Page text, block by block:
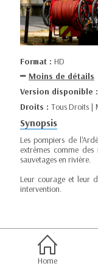
Format : HD
Moins de détails
Version disponible :
Droits : Tous Droits |
Synopsis
Les pompiers de
extrêmes comme
sauvetages en rivière.
Leur courage et leur
intervention.
Home